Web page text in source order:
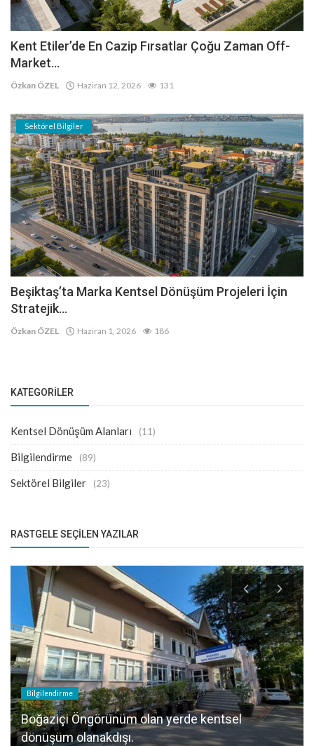
Kent Etiler’de En Cazip Fırsatlar Çoğu Zaman Off-
Market...
Özkan ÖZEL Haziran 12, 2026 131
Sektörel Bilgiler
Beşiktaş’ta Marka Kentsel Dönüşüm Projeleri İçin
Stratejik...
Özkan ÖZEL Haziran 1, 2026 186
KATEGORILER
Kentsel Dönüşüm Alanları (11)
Bilgilendirme (89)
Sektörel Bilgiler (23)
RASTGELE SEÇILEN YAZILAR
Bilgilendirme
Boğaziçi Öngörünüm olan yerde kentsel
dönüşüm olanakdışı.